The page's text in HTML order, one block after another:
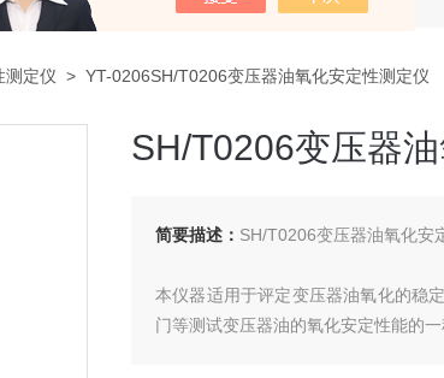
测定仪 > YT-0206SH/T0206变压器油氧化安定性测定仪
SH/T0206变压器
简要描述： SH/T0206变压器油氧化安
本仪器适用于评定变压器油氧化的稳
门等测试变压器油的氧化安定性能的